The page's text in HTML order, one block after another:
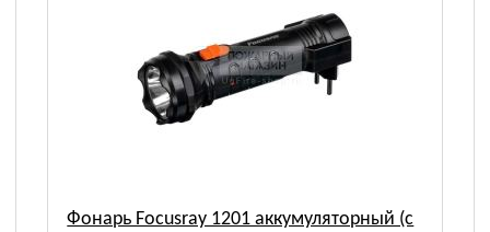
Фонарь Focusray 1201 аккумуляторный (с